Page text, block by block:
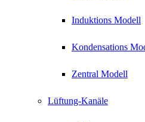
Induktions Modell
Kondensations
Zentral Modell
Lüftung-Kanäle